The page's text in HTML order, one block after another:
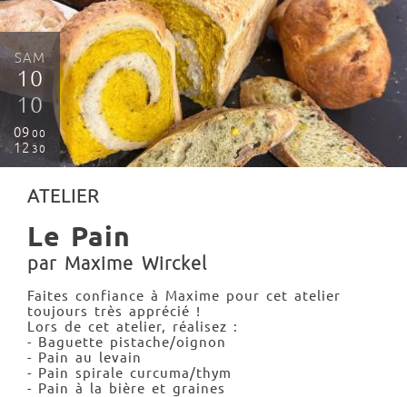
SAM
10
10
09 00
12 30
ATELIER
Le Pain
par Maxime Wirckel
Faites confiance à Maxime pour cet atelier
toujours très apprécié !
Lors de cet atelier, réalisez :
- Baguette pistache/oignon
- Pain au levain
- Pain spirale curcuma/thym
- Pain à la bière et graines